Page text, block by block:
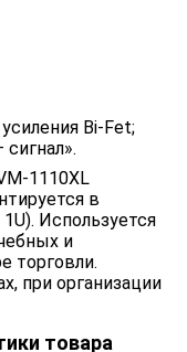
Bi-Fet;
1110XL
в
Используется
и
торговли.
при организации
товара